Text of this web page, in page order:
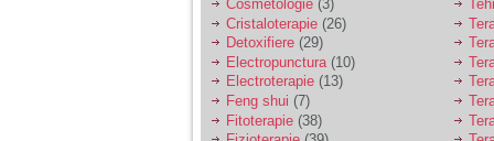
care nu pot trece:
prietena mea a ramas
insarcinata cu o fata.
Am fost de comun
acord sa facem un
copil, cu gandul ca e
baiat.
Cosmetologie (3)
Cristaloterapie (26)
Detoxifiere (29)
Electropunctura (10)
Electroterapie (13)
Feng shui (7)
Fitoterapie (38)